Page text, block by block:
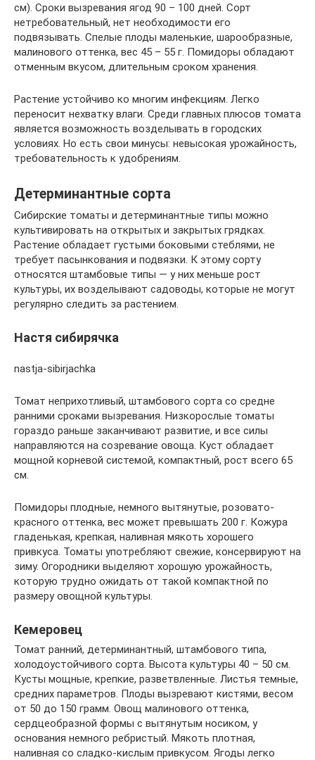
см). Сроки вызревания ягод 90 – 100 дней. Сорт
нетребовательный, нет необходимости его
подвязывать. Спелые плоды маленькие, шарообразные,
малинового оттенка, вес 45 – 55 г. Помидоры обладают
отменным вкусом, длительным сроком хранения.
Растение устойчиво ко многим инфекциям. Легко
переносит нехватку влаги. Среди главных плюсов томата
является возможность возделывать в городских
условиях. Но есть свои минусы: невысокая урожайность,
требовательность к удобрениям.
Детерминантные сорта
Сибирские томаты и детерминантные типы можно
культивировать на открытых и закрытых грядках.
Растение обладает густыми боковыми стеблями, не
требует пасынкования и подвязки. К этому сорту
относятся штамбовые типы — у них меньше рост
культуры, их возделывают садоводы, которые не могут
регулярно следить за растением.
Настя сибирячка
nastja-sibirjachka
Томат неприхотливый, штамбового сорта со средне
ранними сроками вызревания. Низкорослые томаты
гораздо раньше заканчивают развитие, и все силы
направляются на созревание овоща. Куст обладает
мощной корневой системой, компактный, рост всего 65
см.
Помидоры плодные, немного вытянутые, розовато-
красного оттенка, вес может превышать 200 г. Кожура
гладенькая, крепкая, наливная мякоть хорошего
привкуса. Томаты употребляют свежие, консервируют на
зиму. Огородники выделяют хорошую урожайность,
которую трудно ожидать от такой компактной по
размеру овощной культуры.
Кемеровец
Томат ранний, детерминантный, штамбового типа,
холодоустойчивого сорта. Высота культуры 40 – 50 см.
Кусты мощные, крепкие, разветвленные. Листья темные,
средних параметров. Плоды вызревают кистями, весом
от 50 до 150 грамм. Овощ малинового оттенка,
сердцеобразной формы с вытянутым носиком, у
основания немного ребристый. Мякоть плотная,
наливная со сладко-кислым привкусом. Ягоды легко